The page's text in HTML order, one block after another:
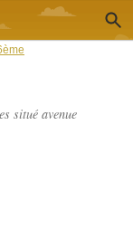
situé avenue